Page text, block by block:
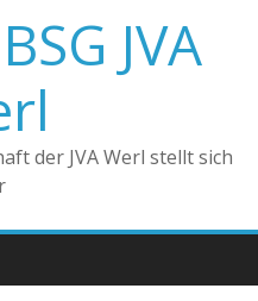
JVA
der JVA Werl stellt sich